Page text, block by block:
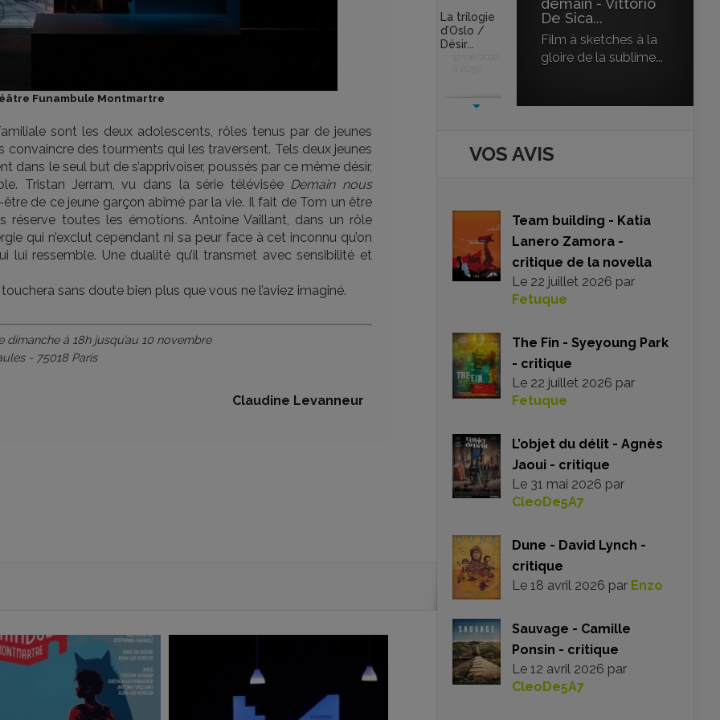
Funambule Montmartre
sont les deux adolescents, rôles tenus par de jeunes
convaincre des tourments qui les traversent. Tels deux jeunes
dans le seul but de s’apprivoiser, poussés par ce même désir,
Tristan Jerram, vu dans la série télévisée Demain nous
de ce jeune garçon abîmé par la vie. Il fait de Tom un être
toutes les émotions. Antoine Vaillant, dans un rôle
qui n’exclut cependant ni sa peur face à cet inconnu qu’on
ressemble. Une dualité qu’il transmet avec sensibilité et
sans doute bien plus que vous ne l’aviez imaginé.
à 18h jusqu’au 10 novembre
- 75018 Paris
Claudine Levanneur
La trilogie
d’Oslo /
Désir...
demain - Vittorio
De Sica...
Film à sketches à la
gloire de la sublime...
VOS AVIS
Team building - Katia
Lanero Zamora -
critique de la novella
Le 22 juillet 2026 par
Fetuque
The Fin - Syeyoung Park
- critique
Le 22 juillet 2026 par
Fetuque
L’objet du délit - Agnès
Jaoui - critique
Le 31 mai 2026 par
CleoDe5A7
Dune - David Lynch -
critique
Le 18 avril 2026 par Enzo
Sauvage - Camille
Ponsin - critique
Le 12 avril 2026 par
CleoDe5A7